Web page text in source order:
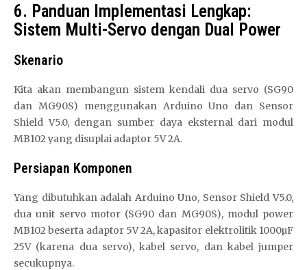
6. Panduan Implementasi Lengkap:
Sistem Multi-Servo dengan Dual Power
Skenario
Kita akan membangun sistem kendali dua servo (SG90
dan MG90S) menggunakan Arduino Uno dan Sensor
Shield V5.0, dengan sumber daya eksternal dari modul
MB102 yang disuplai adaptor 5V 2A.
Persiapan Komponen
Yang dibutuhkan adalah Arduino Uno, Sensor Shield V5.0,
dua unit servo motor (SG90 dan MG90S), modul power
MB102 beserta adaptor 5V 2A, kapasitor elektrolitik 1000µF
25V (karena dua servo), kabel servo, dan kabel jumper
secukupnya.